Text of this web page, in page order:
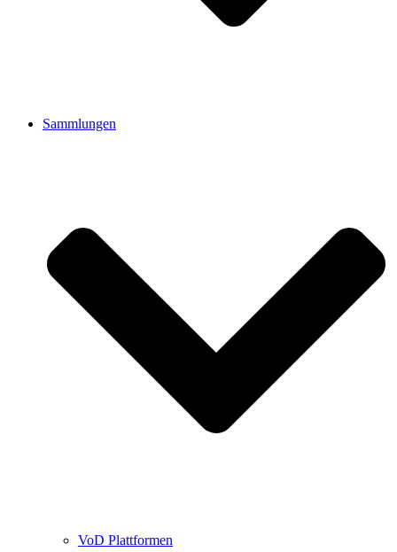
Sammlungen
VoD Plattformen